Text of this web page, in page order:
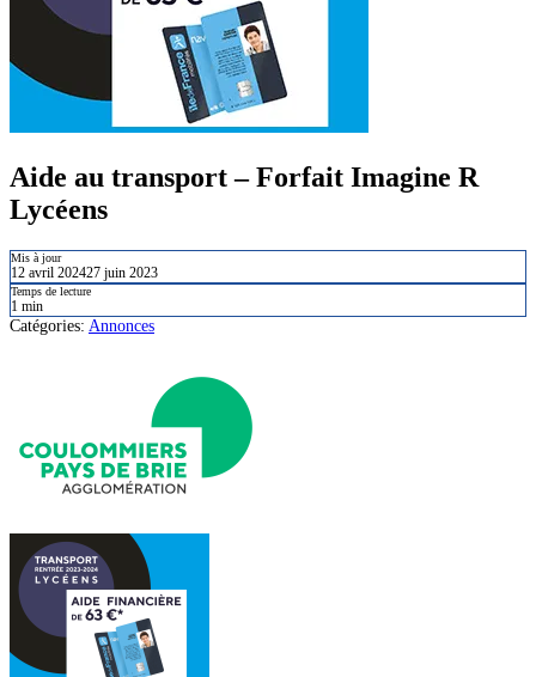
Aide au transport – Forfait Imagine R
Lycéens
Mis à jour
12 avril 202427 juin 2023
Temps de lecture
1 min
Catégories: Annonces